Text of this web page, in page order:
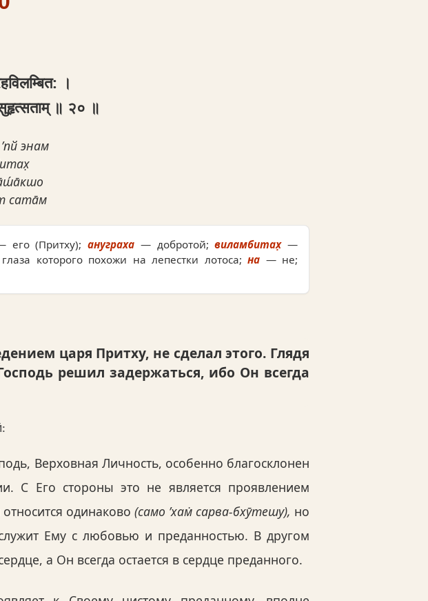
।
॥ २० ॥
энам
сата̄м
его (Притху);ануграха — добротой;виламбитах̣—
которого похожи на лепестки лотоса;на — не;
царя Притху, не сделал этого. Глядя
решил задержаться, ибо Он всегда
Верховная Личность, особенно благосклонен
С Его стороны это не является проявлением
одинаково (само ’хам̇ сарва-бхӯтешу), но
Ему с любовью и преданностью. В другом
а Он всегда остается в сердце преданного.